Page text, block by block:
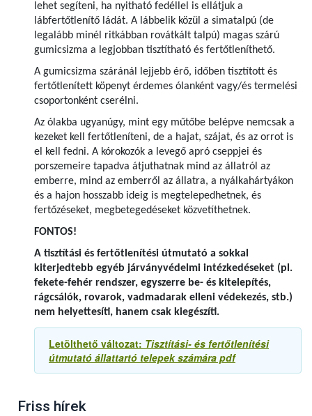
lehet segíteni, ha nyitható fedéllel is ellátjuk a
lábfertőtlenítő ládát. A lábbelik közül a simatalpú (de
legalább minél ritkábban rovátkált talpú) magas szárú
gumicsizma a legjobban tisztítható és fertőtleníthető.
A gumicsizma száránál lejjebb érő, időben tisztított és
fertőtlenített köpenyt érdemes ólanként vagy/és termelési
csoportonként cserélni.
Az ólakba ugyanúgy, mint egy műtőbe belépve nemcsak a
kezeket kell fertőtleníteni, de a hajat, szájat, és az orrot is
el kell fedni. A kórokozók a levegő apró cseppjei és
porszemeire tapadva átjuthatnak mind az állatról az
emberre, mind az emberről az állatra, a nyálkahártyákon
és a hajon hosszabb ideig is megtelepedhetnek, és
fertőzéseket, megbetegedéseket közvetíthetnek.
FONTOS!
A tisztítási és fertőtlenítési útmutató a sokkal
kiterjedtebb egyéb járványvédelmi intézkedéseket (pl.
fekete-fehér rendszer, egyszerre be- és kitelepítés,
rágcsálók, rovarok, vadmadarak elleni védekezés, stb.)
nem helyettesíti, hanem csak kiegészíti.
Letölthető változat: Tisztítási- és fertőtlenítési
útmutató állattartó telepek számára pdf
Friss hírek